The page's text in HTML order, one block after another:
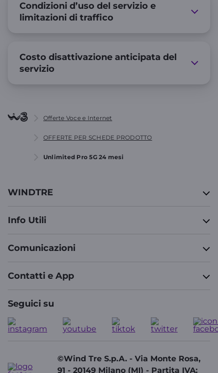
Condizioni d’uso del servizio e
limitazioni di traffico
Costo disattivazione anticipata del
servizio
Offerte Voce e Internet
OFFERTE PER SCHEDE PRODOTTO
Unlimited Pro 5G 24 mesi
WINDTRE
Info Utili
Comunicazioni
Contatti e App
Seguici su
©Wind Tre S.p.A. - Via Monte Rosa,
91 - 20149 Milano (MI) - Partita IVA: